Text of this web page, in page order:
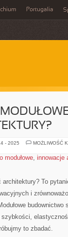
Portugalia
- 2025
MOŻLIWOŚĆ
modułowe, innowacje
architektury? To
i
budownictwo
szybkości,
to zbadać.